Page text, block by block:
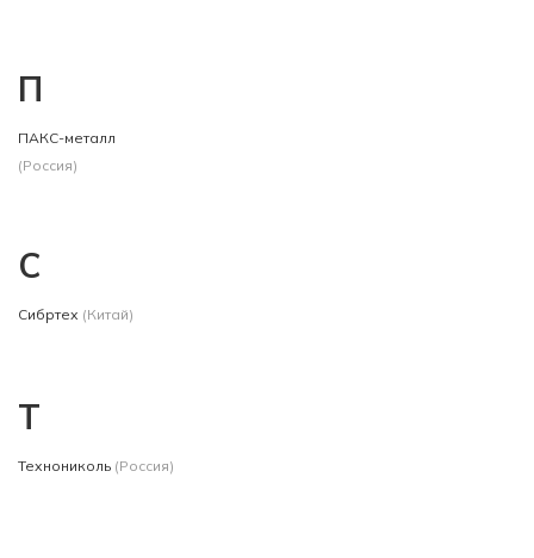
П
ПАКС-металл
(Россия)
С
Сибртех (Китай)
Т
Технониколь (Россия)